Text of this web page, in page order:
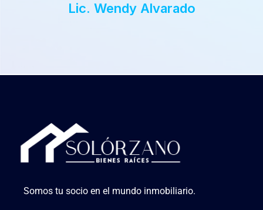
Lic. Wendy Alvarado
Somos tu socio en el mundo inmobiliario.